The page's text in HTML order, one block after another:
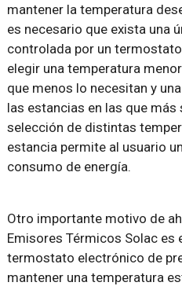
mantener la temperatura
es necesario que exista una
controlada por un
elegir una temperatura
que menos lo necesitan y
las estancias en las que más
selección de distintas
estancia permite al usuario
consumo de energía.
Otro importante motivo de
Emisores Térmicos Solac es
termostato electrónico de
mantener una temperatura